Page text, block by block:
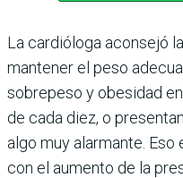
La cardióloga aconsejó
mantener el peso
sobrepeso y obesidad
de cada diez, o
algo muy alarmante.
con el aumento de la